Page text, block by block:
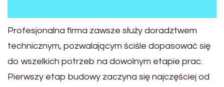
Profesjonalna firma zawsze służy doradztwem
technicznym, pozwalającym ściśle dopasować się
do wszelkich potrzeb na dowolnym etapie prac.
Pierwszy etap budowy zaczyna się najczęściej od